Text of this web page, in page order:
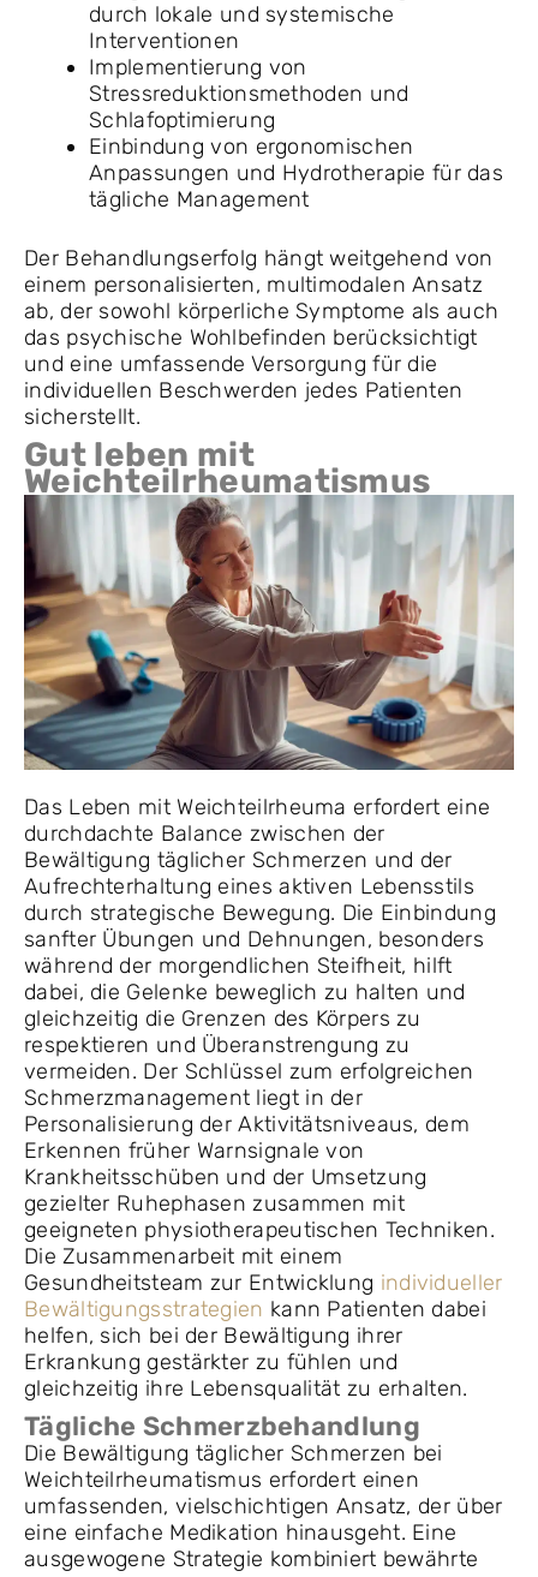
durch lokale und systemische
Interventionen
Implementierung von
Stressreduktionsmethoden und
Schlafoptimierung
Einbindung von ergonomischen
Anpassungen und Hydrotherapie für das
tägliche Management
Der Behandlungserfolg hängt weitgehend von
einem personalisierten, multimodalen Ansatz
ab, der sowohl körperliche Symptome als auch
das psychische Wohlbefinden berücksichtigt
und eine umfassende Versorgung für die
individuellen Beschwerden jedes Patienten
sicherstellt.
Gut leben mit
Weichteilrheumatismus
Das Leben mit Weichteilrheuma erfordert eine
durchdachte Balance zwischen der
Bewältigung täglicher Schmerzen und der
Aufrechterhaltung eines aktiven Lebensstils
durch strategische Bewegung. Die Einbindung
sanfter Übungen und Dehnungen, besonders
während der morgendlichen Steifheit, hilft
dabei, die Gelenke beweglich zu halten und
gleichzeitig die Grenzen des Körpers zu
respektieren und Überanstrengung zu
vermeiden. Der Schlüssel zum erfolgreichen
Schmerzmanagement liegt in der
Personalisierung der Aktivitätsniveaus, dem
Erkennen früher Warnsignale von
Krankheitsschüben und der Umsetzung
gezielter Ruhephasen zusammen mit
geeigneten physiotherapeutischen Techniken.
Die Zusammenarbeit mit einem
Gesundheitsteam zur Entwicklung individueller
Bewältigungsstrategien kann Patienten dabei
helfen, sich bei der Bewältigung ihrer
Erkrankung gestärkter zu fühlen und
gleichzeitig ihre Lebensqualität zu erhalten.
Tägliche Schmerzbehandlung
Die Bewältigung täglicher Schmerzen bei
Weichteilrheumatismus erfordert einen
umfassenden, vielschichtigen Ansatz, der über
eine einfache Medikation hinausgeht. Eine
ausgewogene Strategie kombiniert bewährte